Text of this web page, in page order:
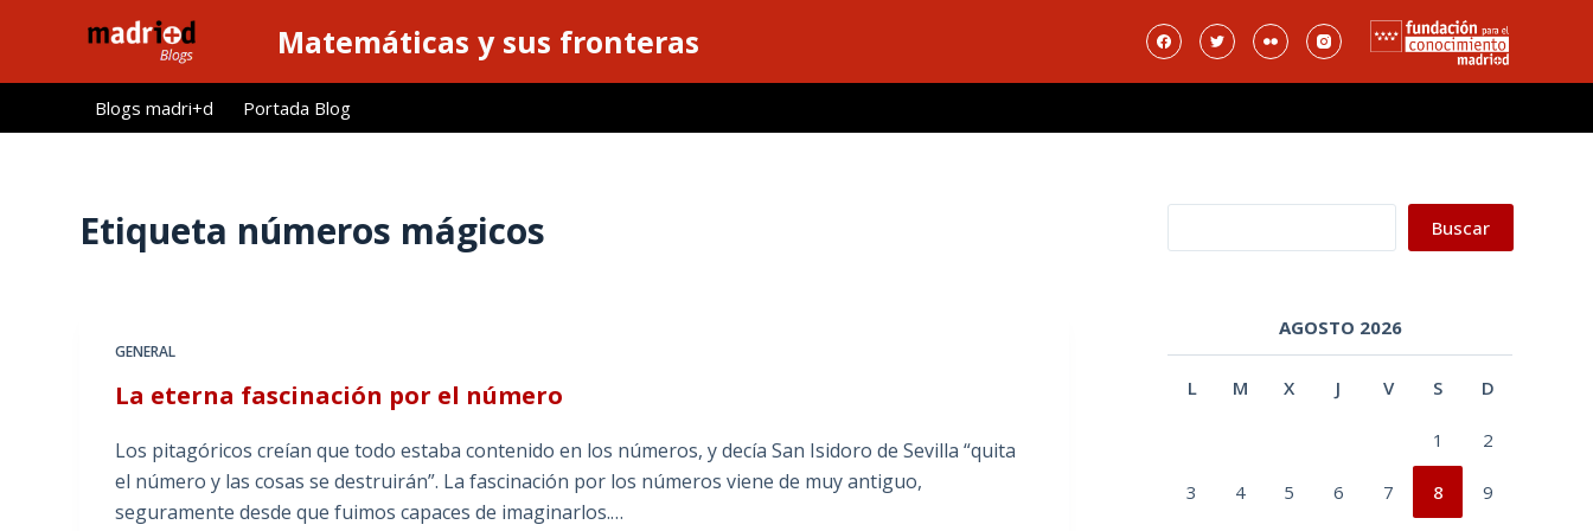
l
Matemáticas y sus fronteras
Blogs madri+d Portada Blog
Etiqueta números mágicos
GENERAL
La eterna fascinación por el número
Los pitagóricos creían que todo estaba contenido en los números, y decía San Isidoro de Sevilla “quita
el número y las cosas se destruirán”. La fascinación por los números viene de muy antiguo,
seguramente desde que fuimos capaces de imaginarlos.…
Buscar
AGOSTO 2026
L M X J V S D
1 2
3 4 5 6 7 8 9